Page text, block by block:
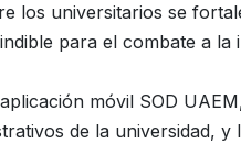
los universitarios se
para el combate a la
móvil SOD
de la universidad,